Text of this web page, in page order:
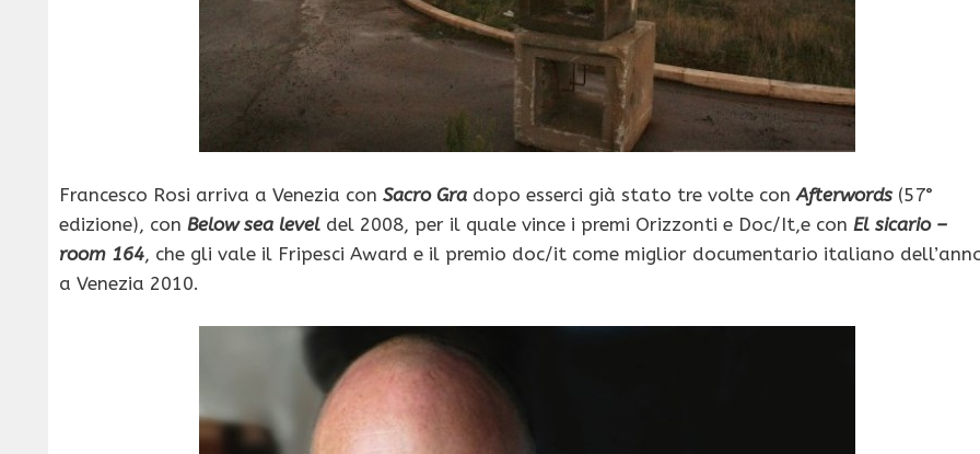
Francesco Rosi arriva a Venezia con Sacro Gra dopo esserci già stato tre volte conAfterwords (57°
edizione), con Below sea level del 2008, per il quale vince i premi Orizzonti e Doc/It,e con El sicario –
room 164, che gli vale il Fripesci Award e il premio doc/it come miglior documentario italiano
a Venezia 2010.